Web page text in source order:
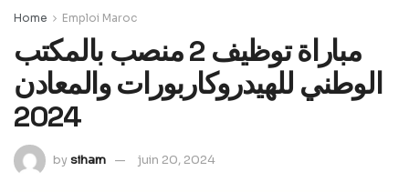
Home Emploi Maroc
مباراة توظيف 2 منصب بالمكتب
الوطني للهيدروكاربورات والمعادن
2024
bysiham juin 20, 2024